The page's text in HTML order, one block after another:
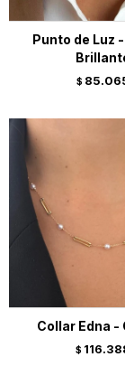
Punto de Luz
$
Collar Edna -
$